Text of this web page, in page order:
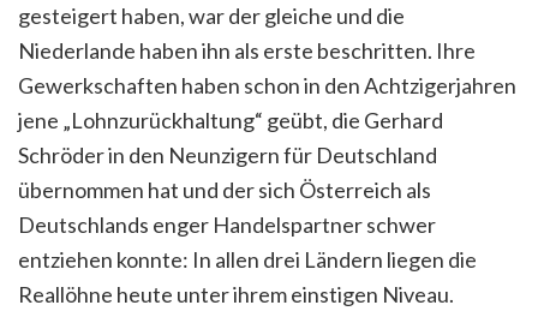
gesteigert haben, war der gleiche und die
Niederlande haben ihn als erste beschritten. Ihre
Gewerkschaften haben schon in den Achtzigerjahren
jene „Lohnzurückhaltung“ geübt, die Gerhard
Schröder in den Neunzigern für Deutschland
übernommen hat und der sich Österreich als
Deutschlands enger Handelspartner schwer
entziehen konnte: In allen drei Ländern liegen die
Reallöhne heute unter ihrem einstigen Niveau.